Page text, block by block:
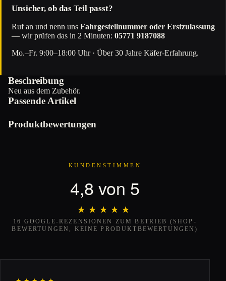
Unsicher, ob das Teil passt?
Ruf an und nenn uns Fahrgestellnummer oder Erstzulassung
— wir prüfen das in 2 Minuten: 05771 9187088
Mo.–Fr. 9:00–18:00 Uhr · Über 30 Jahre Käfer-Erfahrung.
Beschreibung
Neu aus dem Zubehör.
Passende Artikel
Produktbewertungen
KUNDENSTIMMEN
4,8 von 5
★★★★★
★★★★★
16 GOOGLE-REZENSIONEN ZUM BETRIEB (SHOP-
BEWERTUNGEN, KEINE PRODUKTBEWERTUNGEN)